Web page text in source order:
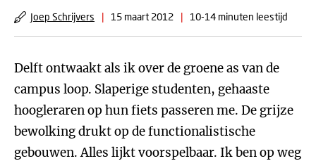
Joep Schrijvers | 15 maart 2012 | 10-14 minuten leestijd
Delft ontwaakt als ik over de groene as van de
campus loop. Slaperige studenten, gehaaste
hoogleraren op hun fiets passeren me. De grijze
bewolking drukt op de functionalistische
gebouwen. Alles lijkt voorspelbaar. Ik ben op weg